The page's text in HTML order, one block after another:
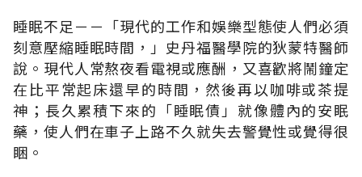
睡眠不足－－「現代的工作和娛樂型態使人們必須
刻意壓縮睡眠時間，」史丹福醫學院的狄蒙特醫師
說。現代人常熬夜看電視或應酬，又喜歡將鬧鐘定
在比平常起床還早的時間，然後再以咖啡或茶提
神；長久累積下來的「睡眠債」就像體內的安眠
藥，使人們在車子上路不久就失去警覺性或覺得很
睏。